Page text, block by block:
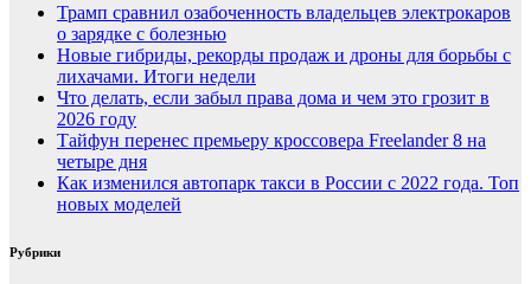
Трамп сравнил озабоченность владельцев электрокаров
о зарядке с болезнью
Новые гибриды, рекорды продаж и дроны для борьбы с
лихачами. Итоги недели
Что делать, если забыл права дома и чем это грозит в
2026 году
Тайфун перенес премьеру кроссовера Freelander 8 на
четыре дня
Как изменился автопарк такси в России с 2022 года. Топ
новых моделей
Рубрики